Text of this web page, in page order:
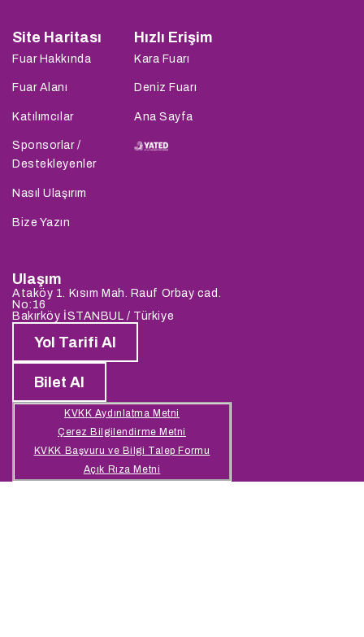
Site Haritası
Fuar Hakkında
Fuar Alanı
Katılımcılar
Sponsorlar /
Destekleyenler
Nasıl Ulaşırım
Bize Yazın
Hızlı Erişim
Kara Fuarı
Deniz Fuarı
Ana Sayfa
Ulaşım
Ataköy 1. Kısım Mah. Rauf Orbay cad.
No:16
Bakırköy İSTANBUL / Türkiye
Yol Tarifi Al
Bilet Al
KVKK Aydınlatma Metni
Çerez Bilgilendirme Metni
KVKK Başvuru ve Bilgi Talep Formu
Açık Rıza Metni